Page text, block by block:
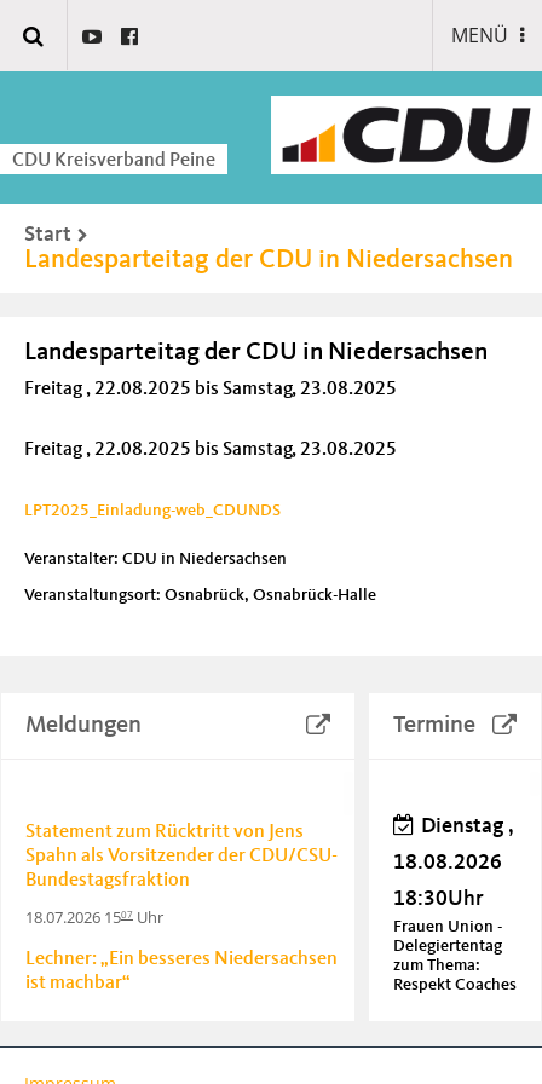
MENÜ
CDU Kreisverband Peine
Start
Landesparteitag der CDU in Niedersachsen
Landesparteitag der CDU in Niedersachsen
Freitag , 22.08.2025 bis Samstag, 23.08.2025
Freitag , 22.08.2025 bis Samstag, 23.08.2025
LPT2025_Einladung-web_CDUNDS
Veranstalter: CDU in Niedersachsen
Veranstaltungsort: Osnabrück, Osnabrück-Halle
Meldungen
Statement zum Rücktritt von Jens
Spahn als Vorsitzender der CDU/CSU-
Bundestagsfraktion
18.07.2026 1507 Uhr
Lechner: „Ein besseres Niedersachsen
ist machbar“
Termine
Dienstag ,
18.08.2026
18:30Uhr
Frauen Union -
Delegiertentag
zum Thema:
Respekt Coaches
Donnerstag